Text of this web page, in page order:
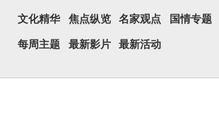
文化精华 焦点纵览 名家观点 国情专题
每周主题 最新影片 最新活动